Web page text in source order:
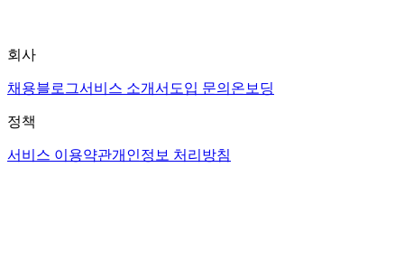
회사
채용블로그서비스 소개서 도입 문의 온보딩
정책
서비스 이용약관개인정보 처리방침